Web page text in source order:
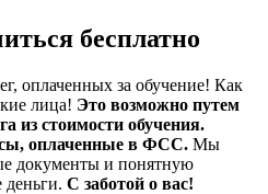
бесплатно
оплаченных за обучение! Как
лица! Это возможно путем
из стоимости обучения.
оплаченные в ФСС. Мы
документы и понятную
деньги. С заботой о вас!